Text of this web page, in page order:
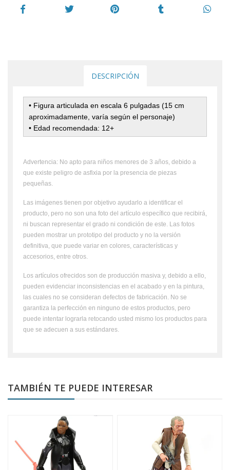
DESCRIPCIÓN
• Figura articulada en escala 6 pulgadas (15 cm
aproximadamente, varía según el personaje)
• Edad recomendada: 12+
Advertencia: No apto para niños menores de 3 años, debido a
que existe peligro de asfixia por la presencia de piezas
pequeñas.
Las imágenes tienen por objetivo ayudarlo a identificar el
producto, pero no son una foto del artículo específico que recibirá,
ni buscan representar el grado ni condición de este. Las fotos
pueden mostrar un prototipo del producto y no la versión
definitiva, que puede variar en colores, características y
accesorios, entre otros.
Los artículos ofrecidos son de producción masiva y, debido a ello,
pueden evidenciar inconsistencias en el acabado y en la pintura,
las cuales no se consideran defectos de fabricación. No se
garantiza la perfección en ninguno de estos productos, pero
puede intentar lograrla retocando usted mismo los productos para
que se adecuen a sus estándares.
TAMBIÉN TE PUEDE INTERESAR